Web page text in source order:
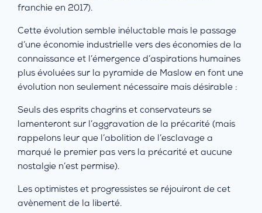
franchie en 2017).
Cette évolution semble inéluctable mais le passage
d’une économie industrielle vers des économies de la
connaissance et l’émergence d’aspirations humaines
plus évoluées sur la pyramide de Maslow en font une
évolution non seulement nécessaire mais désirable :
Seuls des esprits chagrins et conservateurs se
lamenteront sur l’aggravation de la précarité (mais
rappelons leur que l’abolition de l’esclavage a
marqué le premier pas vers la précarité et aucune
nostalgie n’est permise).
Les optimistes et progressistes se réjouiront de cet
avènement de la liberté.